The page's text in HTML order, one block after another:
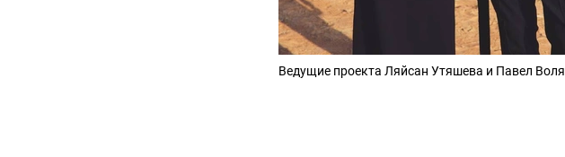
Ведущие проекта Ляйсан Утяшева и Павел Воля